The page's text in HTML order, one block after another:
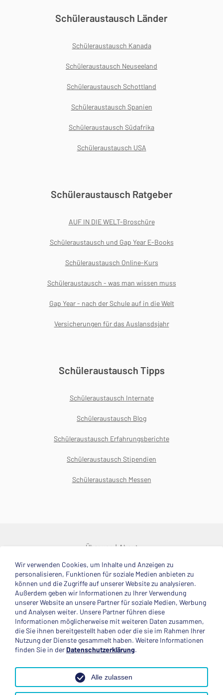
Schüleraustausch Länder
Schüleraustausch Kanada
Schüleraustausch Neuseeland
Schüleraustausch Schottland
Schüleraustausch Spanien
Schüleraustausch Südafrika
Schüleraustausch USA
Schüleraustausch Ratgeber
AUF IN DIE WELT-Broschüre
Schüleraustausch und Gap Year E-Books
Schüleraustausch Online-Kurs
Schüleraustausch - was man wissen muss
Gap Year - nach der Schule auf in die Welt
Versicherungen für das Auslansdsjahr
Schüleraustausch Tipps
Schüleraustausch Internate
Schüleraustausch Blog
Schüleraustausch Erfahrungsberichte
Schüleraustausch Stipendien
Schüleraustausch Messen
Über uns About
© 2025 Deutsche Stiftung Völkerverständigung
Impressum Datenschutzerklärung Kontakt
Mitglied im
Anerkannte Einsatzstelle
Wir verwenden Cookies, um Inhalte und Anzeigen zu
personalisieren, Funktionen für soziale Medien anbieten zu
können und die Zugriffe auf unserer Website zu analysieren.
Außerdem geben wir Informationen zu Ihrer Verwendung
unserer Website an unsere Partner für soziale Medien, Werbung
und Analysen weiter. Unsere Partner führen diese
Informationen möglicherweise mit weiteren Daten zusammen,
die Sie ihnen bereitgestellt haben oder die sie im Rahmen Ihrer
Nutzung der Dienste gesammelt haben. Weitere Informationen
finden Sie in derDatenschutzerklärung.
Alle zulassen